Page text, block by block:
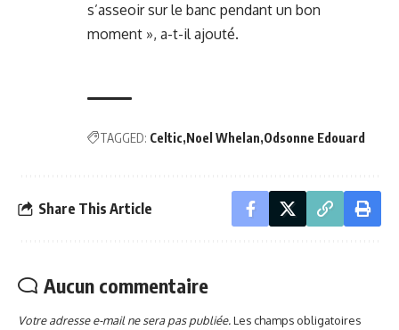
s’asseoir sur le banc pendant un bon
moment », a-t-il ajouté.
TAGGED: Celtic Noel Whelan Odsonne Edouard
Share This Article
Aucun commentaire
Votre adresse e-mail ne sera pas publiée.Les champs obligatoires